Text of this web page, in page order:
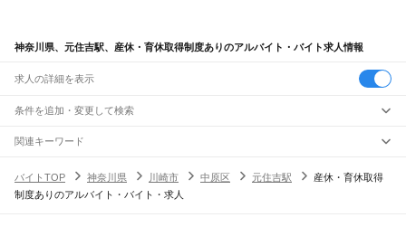
神奈川県、元住吉駅、産休・育休取得制度ありのアルバイト・バイト求人情報
求人の詳細を表示
条件を追加・変更して検索
市区町村を追加・変更
神奈川県
すべて
横浜市すべて
駅を追加・変更
職種を追加・変更
関連キーワード
バイトTOP
神奈川県 川崎市 中原区 元住吉駅
産休・育休取得
制度ありのアルバイト・バイト・求人